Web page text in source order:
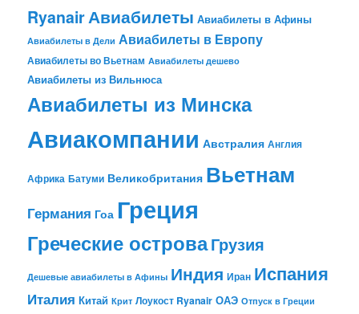
RyanairАвиабилеты Авиабилеты в Афины
Авиабилеты в Дели Авиабилеты в Европу
Авиабилеты во Вьетнам Авиабилеты дешево
Авиабилеты из Вильнюса
Авиабилеты из Минска
Авиакомпании Австралия Англия
Африка Батуми Великобритания Вьетнам
Германия Гоа Греция
Греческие островаГрузия
Дешевые авиабилеты в Афины Индия Иран Испания
Италия Китай Крит Лоукост Ryanair ОАЭ Отпуск в Греции